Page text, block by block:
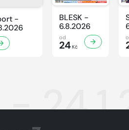
-
BLESK -
6.8.2026
od
24Kč